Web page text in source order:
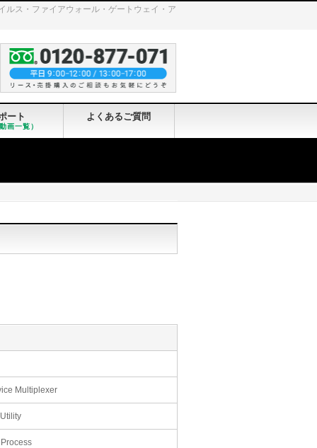
ルス・ファイアウォール・ゲートウェイ・ア
ート
画一覧）
よくあるご質問
Multiplexer